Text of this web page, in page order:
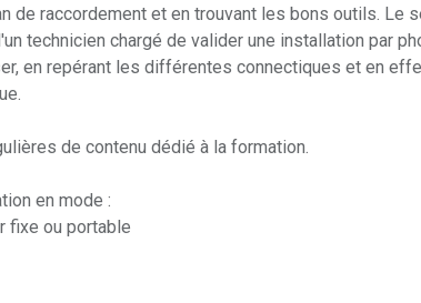
de raccordement et en trouvant les bons outils. Le
technicien chargé de valider une installation par
en repérant les différentes connectiques et en
de contenu dédié à la formation.
en mode :
fixe ou portable